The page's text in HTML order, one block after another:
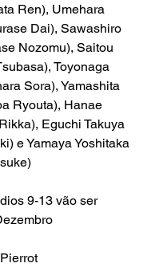
Ren), Umehara
Dai), Sawashiro
Nozomu), Saitou
Toyonaga
Sora), Yamashita
Ryouta), Hanae
Eguchi Takuya
e Yamaya Yoshitaka
9-13 vão ser